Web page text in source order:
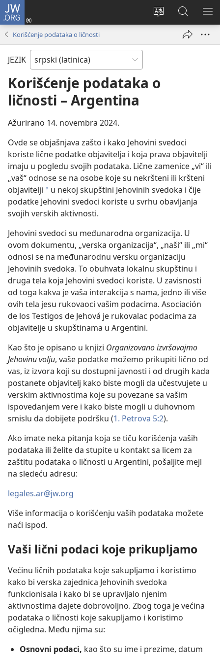
JW.ORG
Promeni
Prijava
(otvara
Pretraga
sajta
JW.ORG
Korišćenje podataka o ličnosti
JEZIK
Korišćenje podataka o
ličnosti – Argentina
Ažurirano 14. novembra 2024.
Ovde se objašnjava zašto i kako Jehovini svedoci
koriste lične podatke objavitelja i koja prava objavitelji
imaju u pogledu svojih podataka. Lične zamenice „vi“ ili
„vaš“ odnose se na osobe koje su nekršteni ili kršteni
objavitelji a u nekoj skupštini Jehovinih svedoka i čije
podatke Jehovini svedoci koriste u svrhu obavljanja
svojih verskih aktivnosti.
Jehovini svedoci su međunarodna organizacija. U
ovom dokumentu, „verska organizacija“, „naši“ ili „mi“
odnosi se na međunarodnu versku organizaciju
Jehovinih svedoka. To obuhvata lokalnu skupštinu i
druga tela koja Jehovini svedoci koriste. U zavisnosti
od toga kakva je vaša interakcija s nama, jedno ili više
ovih tela jesu rukovaoci vašim podacima. Asociación
de los Testigos de Jehová je rukovalac podacima za
objavitelje u skupštinama u Argentini.
Kao što je opisano u knjizi Organizovano izvršavajmo
Jehovinu volju, vaše podatke možemo prikupiti lično od
vas, iz izvora koji su dostupni javnosti i od drugih kada
postanete objavitelj kako biste mogli da učestvujete u
verskim aktivnostima koje su povezane sa vašim
ispovedanjem vere i kako biste mogli u duhovnom
smislu da dobijete podršku (1. Petrova 5:2).
Ako imate neka pitanja koja se tiču korišćenja vaših
podataka ili želite da stupite u kontakt sa licem za
zaštitu podataka o ličnosti u Argentini, pošaljite mejl
na sledeću adresu:
legales.ar@jw.org
Više informacija o korišćenju vaših podataka možete
naći ispod.
Vaši lični podaci koje prikupljamo
Većinu ličnih podataka koje sakupljamo i koristimo
kako bi verska zajednica Jehovinih svedoka
funkcionisala i kako bi se upravljalo njenim
aktivnostima dajete dobrovoljno. Zbog toga je većina
podataka o ličnosti koje sakupljamo i koristimo
očigledna. Među njima su:
Osnovni podaci, kao što su ime i prezime, datum